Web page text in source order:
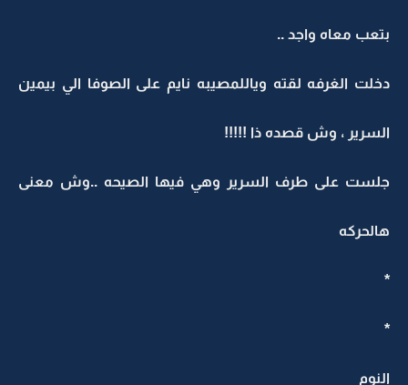
معاه واجد ..
الغرفه لقته وياللمصيبه نايم على الصوفا الي بيمين
، وش قصده ذا !!!!!
على طرف السرير وهي فيها الصيحه ..وش معنى